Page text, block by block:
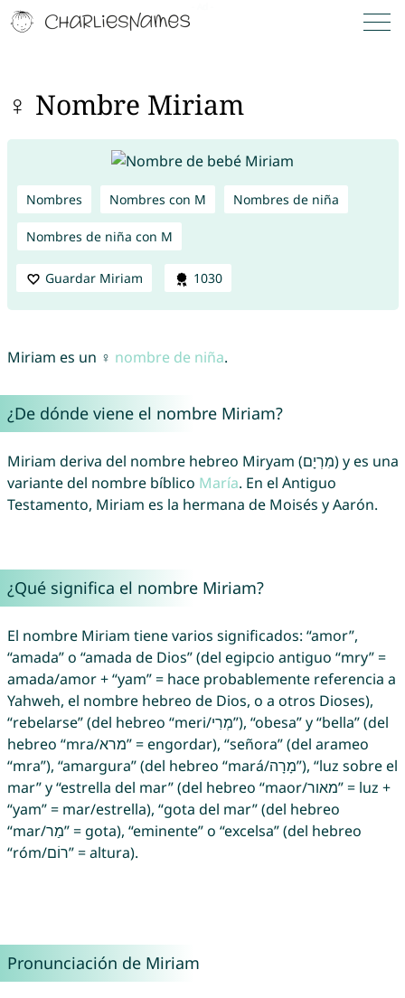
♀ Nombre Miriam
Nombres Nombres con M Nombres de niña
Nombres de niña con M
Guardar Miriam 1030
Miriam es un ♀ nombre de niña.
¿De dónde viene el nombre Miriam?
Miriam deriva del nombre hebreo Miryam (מִרְיָם) y es una
variante del nombre bíblico María. En el Antiguo
Testamento, Miriam es la hermana de Moisés y Aarón.
¿Qué significa el nombre Miriam?
El nombre Miriam tiene varios significados: “amor”,
“amada” o “amada de Dios” (del egipcio antiguo “mry” =
amada/amor + “yam” = hace probablemente referencia a
Yahweh, el nombre hebreo de Dios, o a otros Dioses),
“rebelarse” (del hebreo “meri/מְרִי”), “obesa” y “bella” (del
hebreo “mra/מרא” = engordar), “señora” (del arameo
“mra”), “amargura” (del hebreo “mará/מָרָה”), “luz sobre el
mar” y “estrella del mar” (del hebreo “maor/מאור” = luz +
“yam” = mar/estrella), “gota del mar” (del hebreo
“mar/מַר” = gota), “eminente” o “excelsa” (del hebreo
“róm/רוֹם” = altura).
Pronunciación de Miriam